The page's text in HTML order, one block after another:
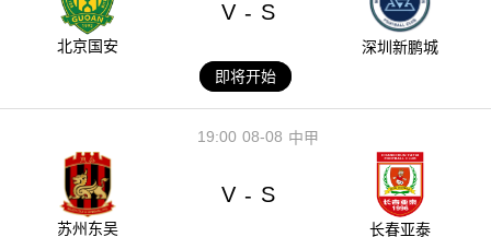
北京国安
V - S
深圳新鹏城
即将开始
08-08
19:00 中甲
苏州东吴
V - S
长春亚泰